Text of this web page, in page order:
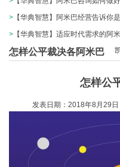
> 【华典智慧】阿米巴经营告诉你
> 【华典智慧】适应时代需求的阿
怎样公平裁决各阿米巴
怎样公
发表日期：2018年8 月29